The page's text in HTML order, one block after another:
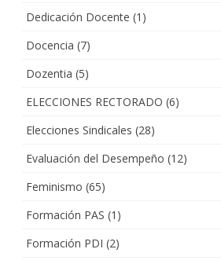
Dedicación Docente (1)
Docencia (7)
Dozentia (5)
ELECCIONES RECTORADO (6)
Elecciones Sindicales (28)
Evaluación del Desempeño (12)
Feminismo (65)
Formación PAS (1)
Formación PDI (2)